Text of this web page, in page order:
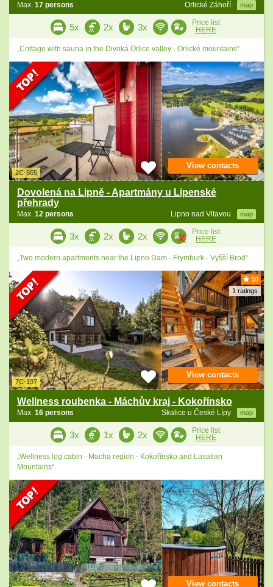
Orlické Záhoří map
Max. 17 persons
5x 2x 3x
Price list
HERE
„Cottage with sauna in the Divoká Orlice valley - Orlické mountains“
2C-565
Dovolená na Lipně - Apartmány u Lipenské
přehrady
Lipno nad Vltavou map
Max. 12 persons
View contacts
3x 2x 2x
Price list
HERE
„Two modern apartments near the Lipno Dam - Frymburk - Vyšší Brod“
10
1 ratings
7C-197
Wellness roubenka - Máchův kraj - Kokořínsko
Skalice u České Lípy map
Max. 16 persons
View contacts
3x 1x 2x
Price list
HERE
„Wellness log cabin - Macha region - Kokořínsko and Lusatian
Mountains“
View contacts